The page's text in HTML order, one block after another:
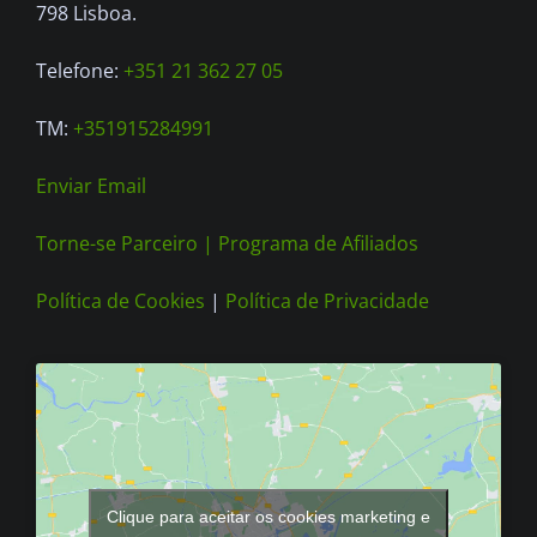
product
798 Lisboa.
Telefone: +351 21 362 27 05
TM: +351915284991
Enviar Email
Torne-se Parceiro | Programa de Afiliados
Política de Cookies | Política de Privacidade
Clique para aceitar os cookies marketing e